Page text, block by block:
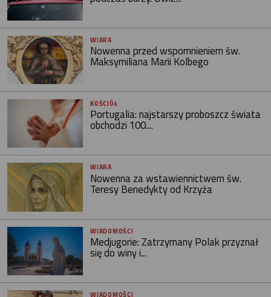
WIARA
Nowenna przed wspomnieniem św.
Maksymiliana Marii Kolbego
KOŚCIÓŁ
Portugalia: najstarszy proboszcz świata
obchodzi 100....
WIARA
Nowenna za wstawiennictwem św.
Teresy Benedykty od Krzyża
WIADOMOŚCI
Medjugorie: Zatrzymany Polak przyznał
się do winy i...
WIADOMOŚCI